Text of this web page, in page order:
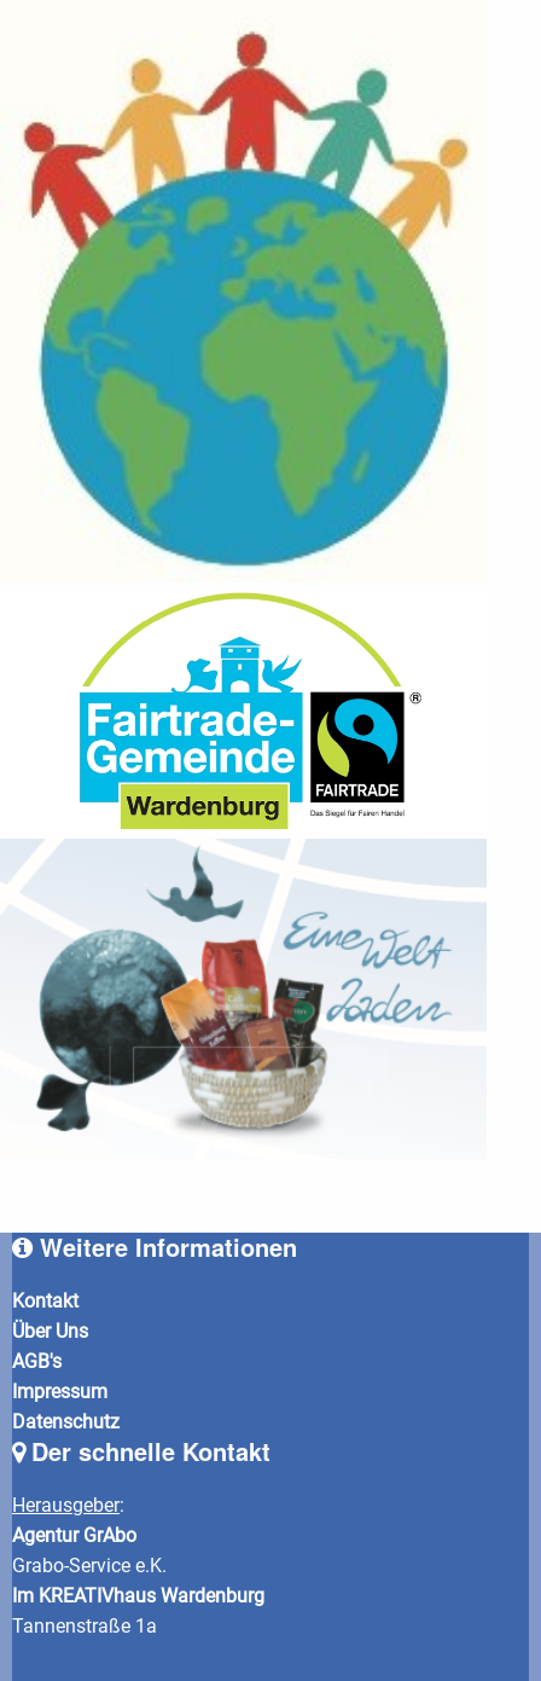
Weitere Informationen
Kontakt
Über Uns
AGB's
Impressum
Datenschutz
Der schnelle Kontakt
Herausgeber:
Agentur GrAbo
Grabo-Service e.K.
Im KREATIVhaus Wardenburg
Tannenstraße 1a